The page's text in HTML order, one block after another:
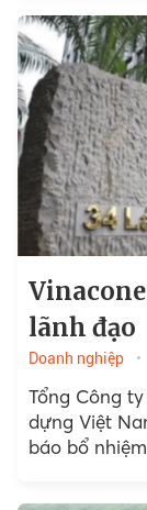
lãnh đạo
Doanh nghiệp
Tổng Công
dựng Việt
báo bổ